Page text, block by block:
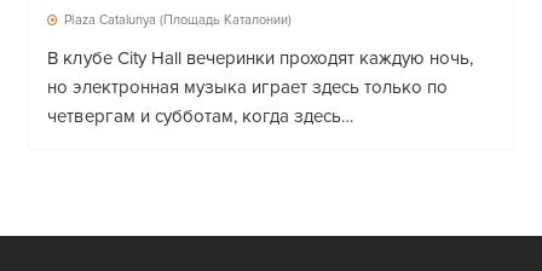
Plaza Catalunya (Площадь Каталонии)
В клубе City Hall вечеринки проходят каждую ночь,
но электронная музыка играет здесь только по
четвергам и субботам, когда здесь…